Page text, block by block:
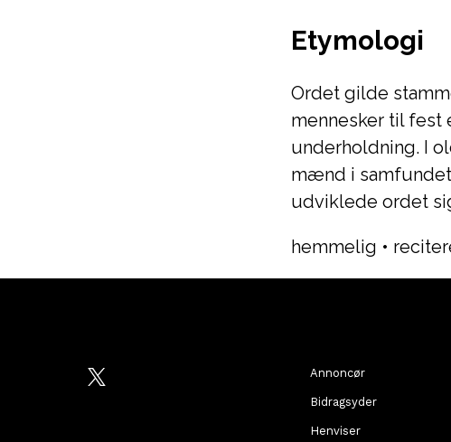
Etymologi
Ordet gilde
mennesker til fest
underholdning. I
mænd i
udviklede ordet
hemmelig •
Annoncør
Bidragsyder
Henviser